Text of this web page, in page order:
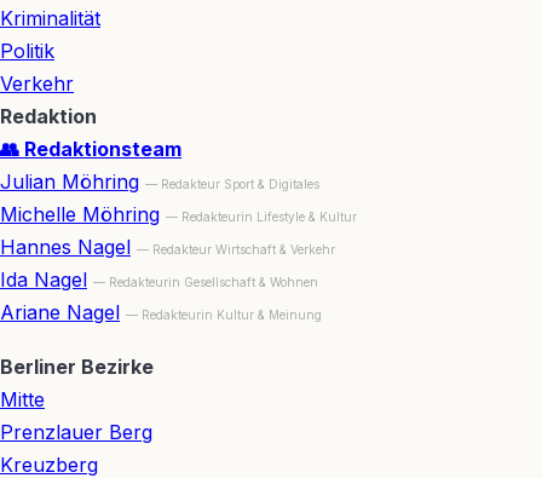
Kriminalität
Politik
Verkehr
Redaktion
👥 Redaktionsteam
Julian Möhring — Redakteur Sport & Digitales
Michelle Möhring — Redakteurin Lifestyle & Kultur
Hannes Nagel — Redakteur Wirtschaft & Verkehr
Ida Nagel — Redakteurin Gesellschaft & Wohnen
Ariane Nagel — Redakteurin Kultur & Meinung
Berliner Bezirke
Mitte
Prenzlauer Berg
Kreuzberg